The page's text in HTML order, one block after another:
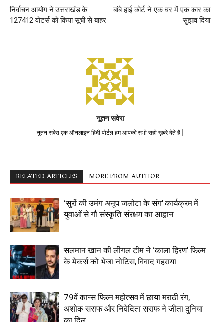
निर्वाचन आयोग ने उत्तराखंड के
127412 वोटर्स को किया सूची से बाहर
बांबे हाई कोर्ट ने एक घर में एक कार का
सुझाव दिया
नूतन सवेरा
नूतन सवेरा एक ऑनलाइन हिंदी पोर्टल हम आपको सभी सही ख़बरे देते है |
RELATED ARTICLES MORE FROM AUTHOR
‘सुरों की उमंग अनूप जलोटा के संग’ कार्यक्रम में
युवाओं से गौ संस्कृति संरक्षण का आह्वान
सलमान खान की लीगल टीम ने ‘काला हिरण’ फिल्म
के मेकर्स को भेजा नोटिस, विवाद गहराया
79वें कान्स फिल्म महोत्सव में छाया मराठी रंग,
अशोक सराफ और निवेदिता सराफ ने जीता दुनिया
का दिल